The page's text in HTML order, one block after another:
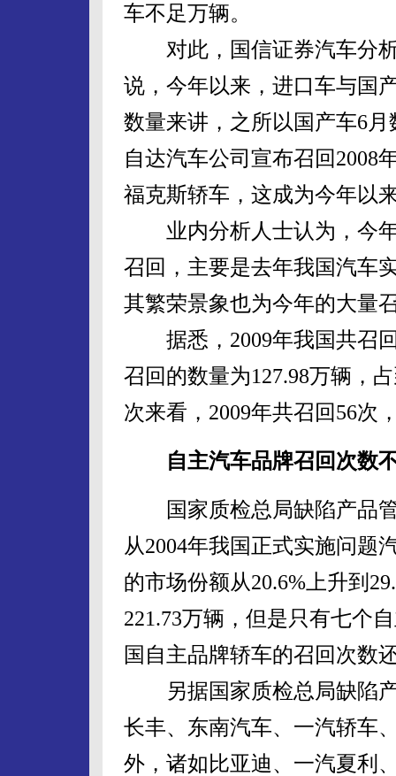
车不足万辆。
对此，国信证券汽车分析
说，今年以来，进口车与国
数量来讲，之所以国产车6
自达汽车公司宣布召回2008
福克斯轿车，这成为今年以
业内分析人士认为，今年
召回，主要是去年我国汽车
其繁荣景象也为今年的大量
据悉，2009年我国共召回
召回的数量为127.98万辆，
次来看，2009年共召回56次
自主汽车品牌召回次数
国家质检总局缺陷产品管
从2004年我国正式实施问题
的市场份额从20.6%上升到
221.73万辆，但是只有七个
国自主品牌轿车的召回次数
另据国家质检总局缺陷产
长丰、东南汽车、一汽轿车
外，诸如比亚迪、一汽夏利